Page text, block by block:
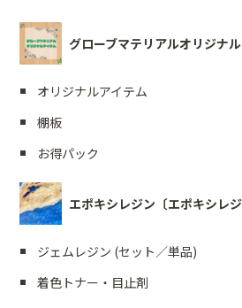
グローブマテリアルオリジナ
オリジナルアイテム
棚板
お得パック
エポキシレジン〔エポキシレ
ジェムレジン (セット／単品)
着色トナー・目止剤